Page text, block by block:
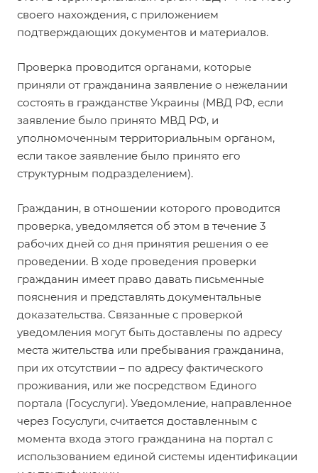
своего нахождения, с приложением
подтверждающих документов и материалов.
Проверка проводится органами, которые
приняли от гражданина заявление о нежелании
состоять в гражданстве Украины (МВД РФ, если
заявление было принято МВД РФ, и
уполномоченным территориальным органом,
если такое заявление было принято его
структурным подразделением).
Гражданин, в отношении которого проводится
проверка, уведомляется об этом в течение 3
рабочих дней со дня принятия решения о ее
проведении. В ходе проведения проверки
гражданин имеет право давать письменные
пояснения и представлять документальные
доказательства. Связанные с проверкой
уведомления могут быть доставлены по адресу
места жительства или пребывания гражданина,
при их отсутствии – по адресу фактического
проживания, или же посредством Единого
портала (Госуслуги). Уведомление, направленное
через Госуслуги, считается доставленным с
момента входа этого гражданина на портал с
использованием единой системы идентификации